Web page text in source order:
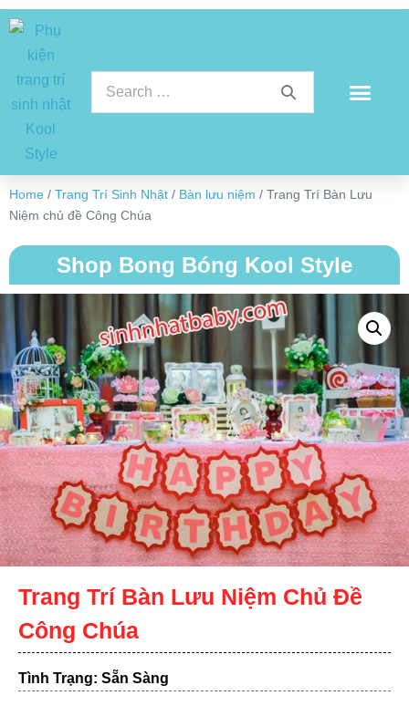
Home / Trang Trí Sinh Nhật / Bàn lưu niệm / Trang Trí Bàn Lưu
Niệm chủ đề Công Chúa
Shop Bong Bóng Kool Style
Trang Trí Bàn Lưu Niệm Chủ Đề
Công Chúa
Tình Trạng: Sẵn Sàng